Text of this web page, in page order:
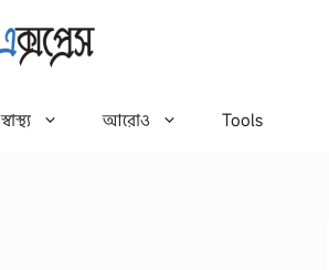
স্বাস্থ্য আরোও Tools